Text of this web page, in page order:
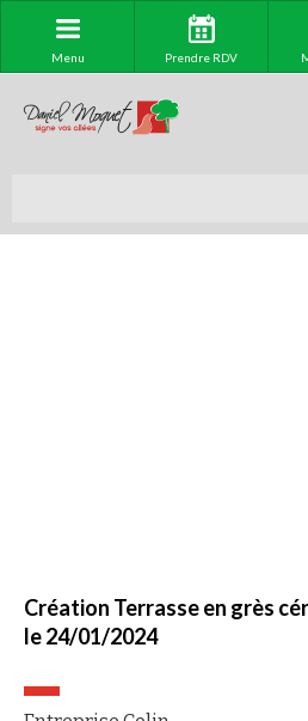
Menu Prendre RDV
Création Terrasse en grès
le 24/01/2024